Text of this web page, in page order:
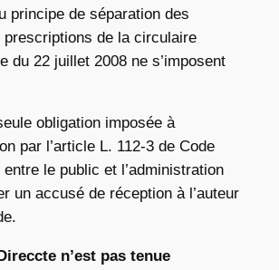
principe de séparation des
prescriptions de la circulaire
du 22 juillet 2008 ne s’imposent
obligation imposée à
par l’article L. 112-3 de Code
le public et l’administration
un accusé de réception à l’auteur
n’est pas tenue